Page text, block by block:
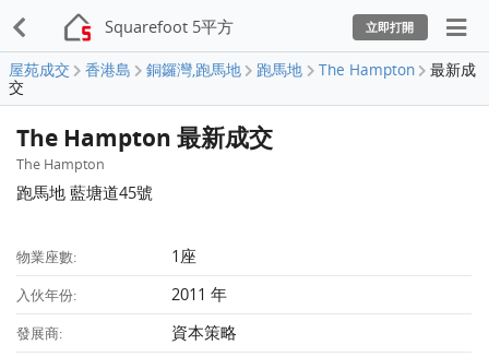
Squarefoot 5平方 立即打開
屋苑成交 香港島 銅鑼灣,跑馬地 跑馬地 The Hampton
最新成
交
The Hampton 最新成交
The Hampton
跑馬地 藍塘道45號
物業座數: 1座
入伙年份: 2011 年
發展商: 資本策略